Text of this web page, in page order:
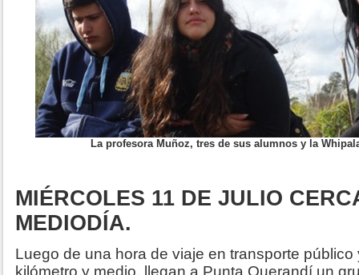
La profesora Muñoz, tres de sus alumnos y la
MIÉRCOLES 11 DE JULIO
MEDIODÍA.
Luego de una hora de viaje en transporte
kilómetro y medio, llegan a Punta Querandí un